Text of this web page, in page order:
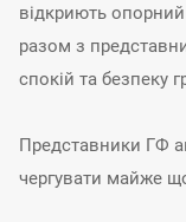
відкриють опорний
разом з
спокій та безпеку
Представники ГФ
чергувати майже